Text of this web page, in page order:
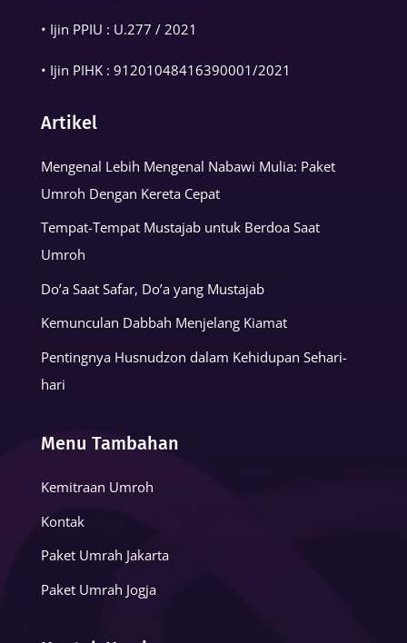
• Ijin PPIU : U.277 / 2021
• Ijin PIHK : 91201048416390001/2021
Artikel
Mengenal Lebih Mengenal Nabawi Mulia: Paket
Umroh Dengan Kereta Cepat
Tempat-Tempat Mustajab untuk Berdoa Saat
Umroh
Do’a Saat Safar, Do’a yang Mustajab
Kemunculan Dabbah Menjelang Kiamat
Pentingnya Husnudzon dalam Kehidupan Sehari-
hari
Menu Tambahan
Kemitraan Umroh
Kontak
Paket Umrah Jakarta
Paket Umrah Jogja